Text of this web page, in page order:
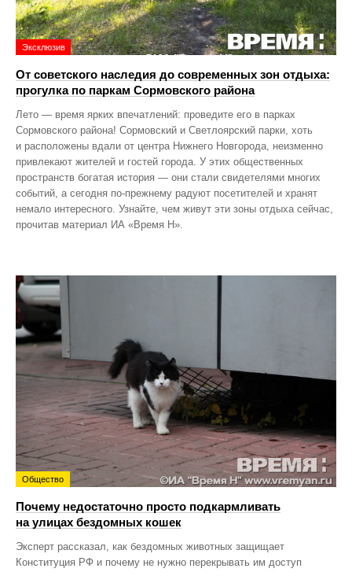
Эксклюзив
От советского наследия до современных зон отдыха:
прогулка по паркам Сормовского района
Лето — время ярких впечатлений: проведите его в парках
Сормовского района! Сормовский и Светлоярский парки, хоть
и расположены вдали от центра Нижнего Новгорода, неизменно
привлекают жителей и гостей города. У этих общественных
пространств богатая история — они стали свидетелями многих
событий, а сегодня по‑прежнему радуют посетителей и хранят
немало интересного. Узнайте, чем живут эти зоны отдыха сейчас,
прочитав материал ИА «Время Н».
Общество
Почему недостаточно просто подкармливать
на улицах бездомных кошек
Эксперт рассказал, как бездомных животных защищает
Конституция РФ и почему не нужно перекрывать им доступ